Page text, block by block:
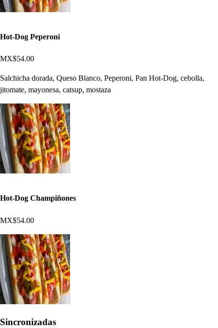
Hot-Dog Peperoni
MX$54.00
Salchicha dorada, Queso Blanco, Peperoni, Pan Hot-Dog, cebolla,
jitomate, mayonesa, catsup, mostaza
Hot-Dog Champiñones
MX$54.00
Sincronizadas